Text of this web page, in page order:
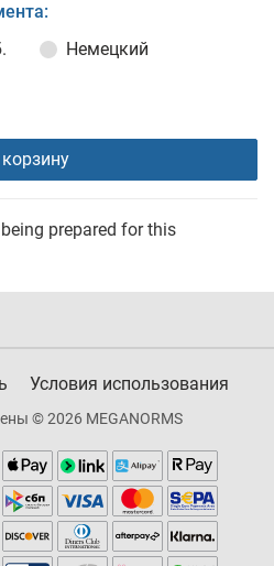
Немецкий
prepared for this
Условия использования
© 2026 MEGANORMS